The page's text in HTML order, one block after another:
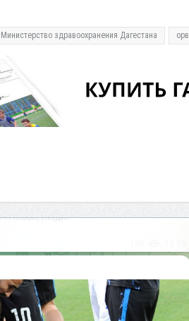
Министерство здравоохранения Дагестана